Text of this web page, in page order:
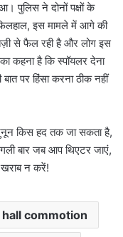
पुलिस ने दोनों पक्षों के
इस मामले में आगे की
तेज़ी से फैल रही है और लोग इस
कहना है कि स्पॉयलर देना
पर हिंसा करना ठीक नहीं
जुनून किस हद तक जा सकता है,
बार जब आप थिएटर जाएं,
न करें!
commotion